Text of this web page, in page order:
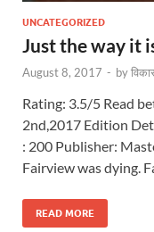
UNCATEGORIZED
Just the way it
August 8, 2017 - by
Rating: 3.5/5 Read
2nd,2017 Edition
: 200 Publisher:
Fairview was dying.
READ MORE